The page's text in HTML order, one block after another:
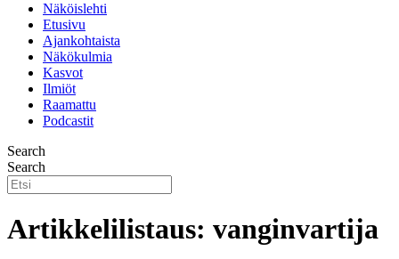
Näköislehti
Etusivu
Ajankohtaista
Näkökulmia
Kasvot
Ilmiöt
Raamattu
Podcastit
Search
Search
Artikkelilistaus: vanginvartija